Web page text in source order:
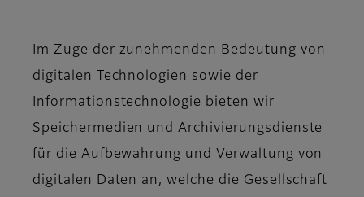
Im Zuge der zunehmenden Bedeutung von
digitalen Technologien sowie der
Informationstechnologie bieten wir
Speichermedien und Archivierungsdienste
für die Aufbewahrung und Verwaltung von
digitalen Daten an, welche die Gesellschaft